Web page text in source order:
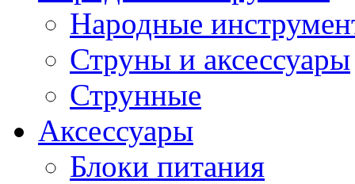
Народные
Струны и аксессуары
Струнные
Аксессуары
Блоки питания